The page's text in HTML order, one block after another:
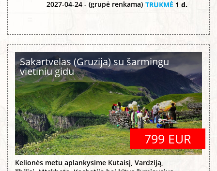
2027-04-24 - (grupė renkama) TRUKMĖ 1 d.
Sakartvelas (Gruzija) su šarmingu
vietiniu gidu
799 EUR
Kelionės metu aplankysime Kutaisį, Vardziją,